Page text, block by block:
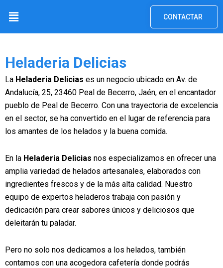
contenido
Menú CONTACTAR
Heladeria Delicias
La Heladeria Delicias es un negocio ubicado en Av. de
Andalucía, 25, 23460 Peal de Becerro, Jaén, en el encantador
pueblo de Peal de Becerro. Con una trayectoria de excelencia
en el sector, se ha convertido en el lugar de referencia para
los amantes de los helados y la buena comida.
En la Heladeria Delicias nos especializamos en ofrecer una
amplia variedad de helados artesanales, elaborados con
ingredientes frescos y de la más alta calidad. Nuestro
equipo de expertos heladeros trabaja con pasión y
dedicación para crear sabores únicos y deliciosos que
deleitarán tu paladar.
Pero no solo nos dedicamos a los helados, también
contamos con una acogedora cafetería donde podrás